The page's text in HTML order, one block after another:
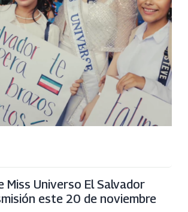
Miss Universo El Salvador
este 20 de noviembre